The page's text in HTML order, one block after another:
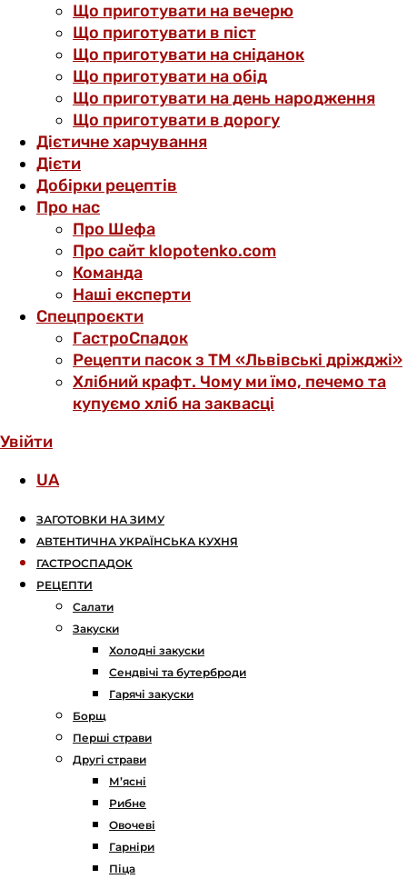
Що приготувати на вечерю
Що приготувати в піст
Що приготувати на сніданок
Що приготувати на обід
Що приготувати на день народження
Що приготувати в дорогу
Дієтичне харчування
Дієти
Добірки рецептів
Про нас
Про Шефа
Про сайт klopotenko.com
Команда
Наші експерти
Спецпроєкти
ГастроСпадок
Рецепти пасок з ТМ «Львівські дріжджі»
Хлібний крафт. Чому ми їмо, печемо та
купуємо хліб на заквасці
Увійти
UA
ЗАГОТОВКИ НА ЗИМУ
АВТЕНТИЧНА УКРАЇНСЬКА КУХНЯ
ГАСТРОСПАДОК
РЕЦЕПТИ
Салати
Закуски
Холодні закуски
Сендвічі та бутерброди
Гарячі закуски
Борщ
Перші страви
Другі страви
М’ясні
Рибне
Овочеві
Гарніри
Піца